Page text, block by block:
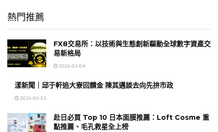
熱門推薦
FX8交易所：以技術與生態創新驅動全球數字資產交
易新格局
2026-01-04
漾新聞｜邱于軒追大寮回饋金 陳其邁談去向先拚市政
2026-05-21
赴日必買 Top 10 日本面膜推薦：Loft Cosme 重
點推薦、毛孔救星全上榜